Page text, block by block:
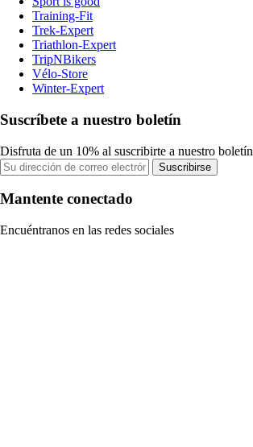
Training-Fit
Trek-Expert
Triathlon-Expert
TripNBikers
Vélo-Store
Winter-Expert
Suscríbete a nuestro boletín
Disfruta de un 10% al suscribirte a nuestro boletín
Suscribirse
Mantente conectado
Encuéntranos en las redes sociales